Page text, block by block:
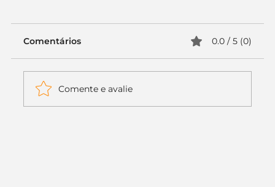
Comentários 0.0 / 5 (0)
Comente e avalie